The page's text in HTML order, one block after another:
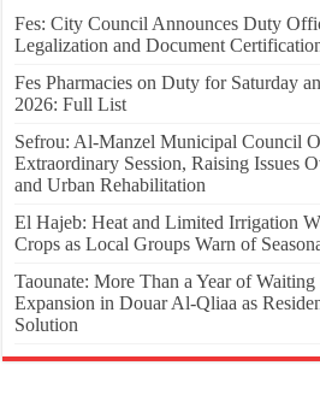
Fes: City Council Announces Duty
Legalization and Document
Fes Pharmacies on Duty for Saturday
2026: Full List
Sefrou: Al-Manzel Municipal Council
Extraordinary Session, Raising Issues
and Urban Rehabilitation
El Hajeb: Heat and Limited Irrigation
Crops as Local Groups Warn of
Taounate: More Than a Year of
Expansion in Douar Al-Qliaa as
Solution